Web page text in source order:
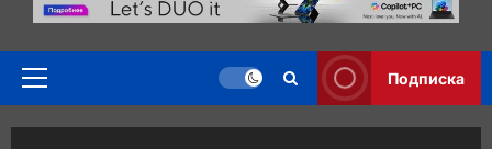
Основное
Подписка